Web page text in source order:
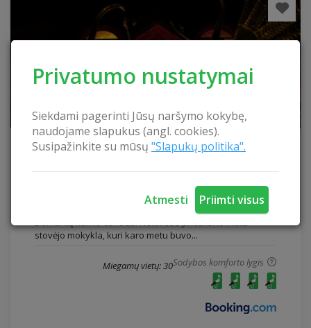
Privatumo nustatymai
Siekdami pagerinti Jūsų naršymo kokybę,
naudojame slapukus (angl. cookies).
Susipažinkite su mūsų "Slapukų politika".
Atmesti Priimti visus
Sodyba „Girelė“
Vietovė, kurioje yra sodyba , senbūvių menama kaip
Domantų kaimo centras. Netoliese prieškario metu
stovėjo mokykla, kuri karo metu buvo...
Sodybos komforto lygis
Miegamų vietų: 30